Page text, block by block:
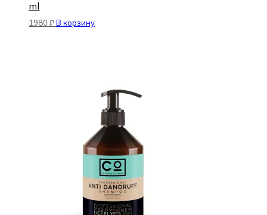
ml
1980 ₽В корзину